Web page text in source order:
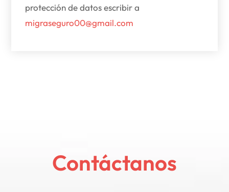
protección de datos escribir a
migraseguro00@gmail.com
Contáctanos